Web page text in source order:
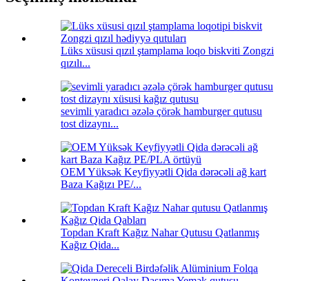
Lüks xüsusi qızıl ştamplama loqo biskviti Zongzi
qızılı...
sevimli yaradıcı əzələ çörək hamburger qutusu
tost dizaynı...
OEM Yüksək Keyfiyyətli Qida dərəcəli ağ kart
Baza Kağızı PE/...
Topdan Kraft Kağız Nahar Qutusu Qatlanmış
Kağız Qida...